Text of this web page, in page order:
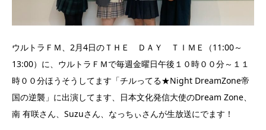
ウルトラＦＭ、2月4日のＴＨＥ ＤＡＹ ＴＩＭＥ（11:00～
13:00）に、ウルトラＦＭで毎週金曜日午後１０時００分～１１
時００分ほうそうしてます「チルってる★Night DreamZone帝
国の逆襲」に出演してます、
日本文化発信大使のDream Zone、
南 有咲さん、Suzuさん、なっちぃさんが生放送にでます！